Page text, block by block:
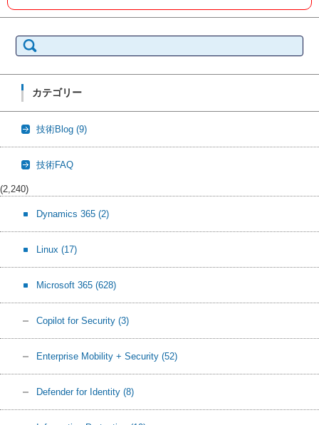
索:
カテゴリー
技術Blog (9)
技術FAQ
(2,240)
Dynamics 365 (2)
Linux (17)
Microsoft 365 (628)
Copilot for Security (3)
Enterprise Mobility + Security (52)
Defender for Identity (8)